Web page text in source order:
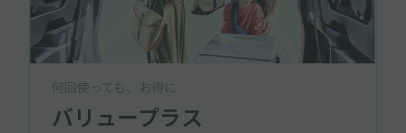
何回使っても、お得に
バリュープラス